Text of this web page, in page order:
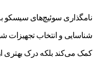
نامگذاری سوئیچ‌های سیسکو
شناسایی و انتخاب تجهیزات
کمک می‌کند بلکه درک بهتری